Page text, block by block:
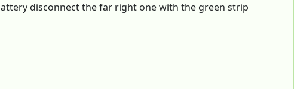
disconnect the far right one with the green strip